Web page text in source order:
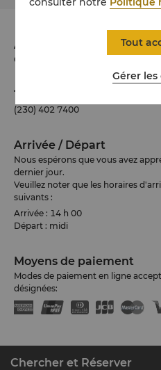
Adresse
Coastal Road, Trou d'Eau Douce,
Téléphone
(230) 402 7400
Arrivée / Départ
Nous espérons que vous avez
dernier jour.
Veuillez noter que les horaires
suivants :
Arrivée : 14 h 00
Départ : midi
Moyens de paiement
Modes de paiement en ligne
désignées:
Chercher et Réserver
Gérer les
Tout